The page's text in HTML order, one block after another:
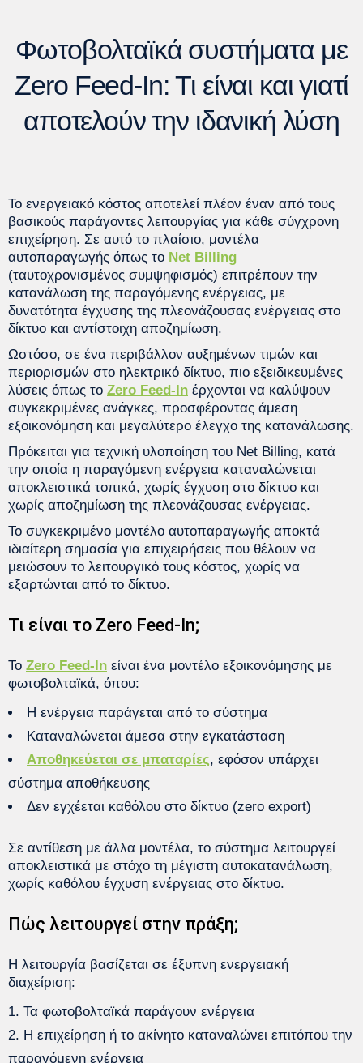
Φωτοβολταϊκά συστήματα με
Zero Feed-In: Τι είναι και γιατί
αποτελούν την ιδανική λύση
Το ενεργειακό κόστος αποτελεί πλέον έναν από τους
βασικούς παράγοντες λειτουργίας για κάθε σύγχρονη
επιχείρηση. Σε αυτό το πλαίσιο, μοντέλα
αυτοπαραγωγής όπως το Net Billing
(ταυτοχρονισμένος συμψηφισμός) επιτρέπουν την
κατανάλωση της παραγόμενης ενέργειας, με
δυνατότητα έγχυσης της πλεονάζουσας ενέργειας στο
δίκτυο και αντίστοιχη αποζημίωση.
Ωστόσο, σε ένα περιβάλλον αυξημένων τιμών και
περιορισμών στο ηλεκτρικό δίκτυο, πιο εξειδικευμένες
λύσεις όπως το Zero Feed-In έρχονται να καλύψουν
συγκεκριμένες ανάγκες, προσφέροντας άμεση
εξοικονόμηση και μεγαλύτερο έλεγχο της κατανάλωσης.
Πρόκειται για τεχνική υλοποίηση του Net Billing, κατά
την οποία η παραγόμενη ενέργεια καταναλώνεται
αποκλειστικά τοπικά, χωρίς έγχυση στο δίκτυο και
χωρίς αποζημίωση της πλεονάζουσας ενέργειας.
Το συγκεκριμένο μοντέλο αυτοπαραγωγής αποκτά
ιδιαίτερη σημασία για επιχειρήσεις που θέλουν να
μειώσουν το λειτουργικό τους κόστος, χωρίς να
εξαρτώνται από το δίκτυο.
Τι είναι το Zero Feed-In;
Το Zero Feed-In είναι ένα μοντέλο εξοικονόμησης με
φωτοβολταϊκά, όπου:
Η ενέργεια παράγεται από το σύστημα
Καταναλώνεται άμεσα στην εγκατάσταση
Αποθηκεύεται σε μπαταρίες, εφόσον υπάρχει
σύστημα αποθήκευσης
Δεν εγχέεται καθόλου στο δίκτυο (zero export)
Σε αντίθεση με άλλα μοντέλα, το σύστημα λειτουργεί
αποκλειστικά με στόχο τη μέγιστη αυτοκατανάλωση,
χωρίς καθόλου έγχυση ενέργειας στο δίκτυο.
Πώς λειτουργεί στην πράξη;
Η λειτουργία βασίζεται σε έξυπνη ενεργειακή
διαχείριση:
Τα φωτοβολταϊκά παράγουν ενέργεια
Η επιχείρηση ή το ακίνητο καταναλώνει επιτόπου την
παραγόμενη ενέργεια